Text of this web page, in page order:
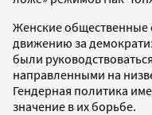
Женские общественные
движению за
были
направленными на
Гендерная политика
значение в их борьбе.